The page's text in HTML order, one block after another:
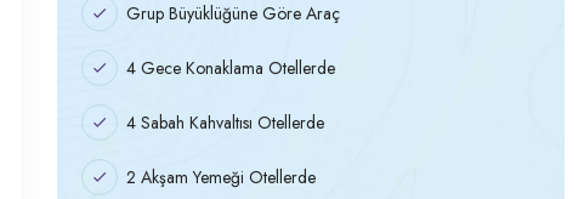
Grup Büyüklüğüne Göre Araç
4 Gece Konaklama Otellerde
4 Sabah Kahvaltısı Otellerde
2 Akşam Yemeği Otellerde